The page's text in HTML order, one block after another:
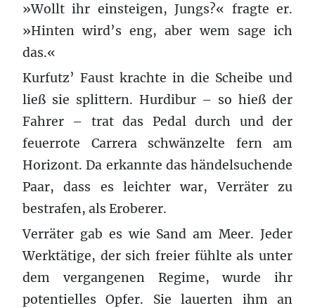
»Wollt ihr einsteigen, Jungs?« fragte er.
»Hinten wird’s eng, aber wem sage ich
das.«
Kurfutz’ Faust krachte in die Scheibe und
ließ sie splittern. Hurdibur – so hieß der
Fahrer – trat das Pedal durch und der
feuerrote Carrera schwänzelte fern am
Horizont. Da erkannte das händelsuchende
Paar, dass es leichter war, Verräter zu
bestrafen, als Eroberer.
Verräter gab es wie Sand am Meer. Jeder
Werktätige, der sich freier fühlte als unter
dem vergangenen Regime, wurde ihr
potentielles Opfer. Sie lauerten ihm an